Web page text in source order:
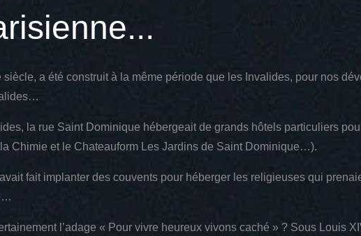
a été construit à la même période que les Invalides, pour nos
la rue Saint Dominique hébergeait de grands hôtels particuliers
Chimie et le Chateauform Les Jardins de Saint Dominique…).
fait implanter des couvents pour héberger les religieuses qui
l’adage « Pour vivre heureux vivons caché » ? Sous Louis